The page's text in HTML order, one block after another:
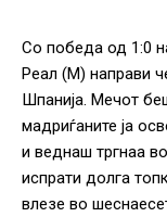
Со победа од 1:0
Реал (М) направи
Шпанија. Мечот
мадриѓаните ја
и веднаш тргнаа
испрати долга
влезе во